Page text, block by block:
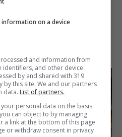
PIANO
on a device
and information from
identifiers, and other device
by and shared with 319
by this site. We and our partners
data. List of partners.
personal data on the basis
can object to by managing
a link at the bottom of this page
or withdraw consent in privacy